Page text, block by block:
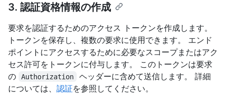
3. 認証資格情報の作成
要求を認証するためのアクセス トークンを作成します。
トークンを保存し、複数の要求に使用できます。 エンド
ポイントにアクセスするために必要なスコープまたはアク
セス許可をトークンに付与します。 このトークンは要求
の
Authorization
ヘッダーに含めて送信します。 詳細
については、 認証を参照してください。